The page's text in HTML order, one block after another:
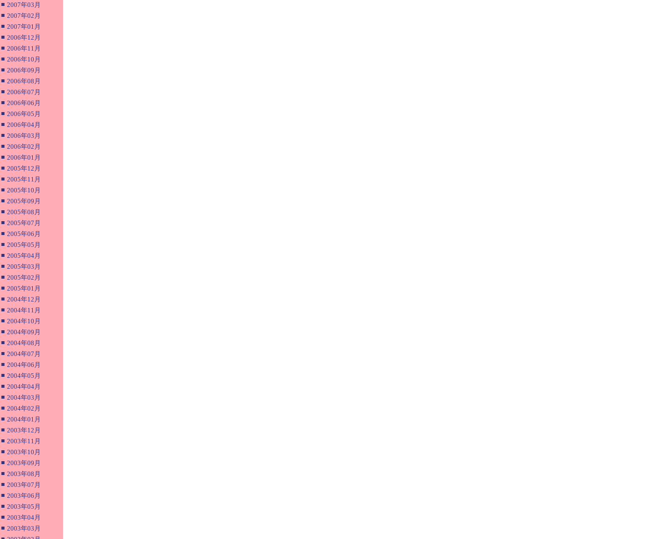
■ 2007年03月
■ 2007年02月
■ 2007年01月
■ 2006年12月
■ 2006年11月
■ 2006年10月
■ 2006年09月
■ 2006年08月
■ 2006年07月
■ 2006年06月
■ 2006年05月
■ 2006年04月
■ 2006年03月
■ 2006年02月
■ 2006年01月
■ 2005年12月
■ 2005年11月
■ 2005年10月
■ 2005年09月
■ 2005年08月
■ 2005年07月
■ 2005年06月
■ 2005年05月
■ 2005年04月
■ 2005年03月
■ 2005年02月
■ 2005年01月
■ 2004年12月
■ 2004年11月
■ 2004年10月
■ 2004年09月
■ 2004年08月
■ 2004年07月
■ 2004年06月
■ 2004年05月
■ 2004年04月
■ 2004年03月
■ 2004年02月
■ 2004年01月
■ 2003年12月
■ 2003年11月
■ 2003年10月
■ 2003年09月
■ 2003年08月
■ 2003年07月
■ 2003年06月
■ 2003年05月
■ 2003年04月
■ 2003年03月